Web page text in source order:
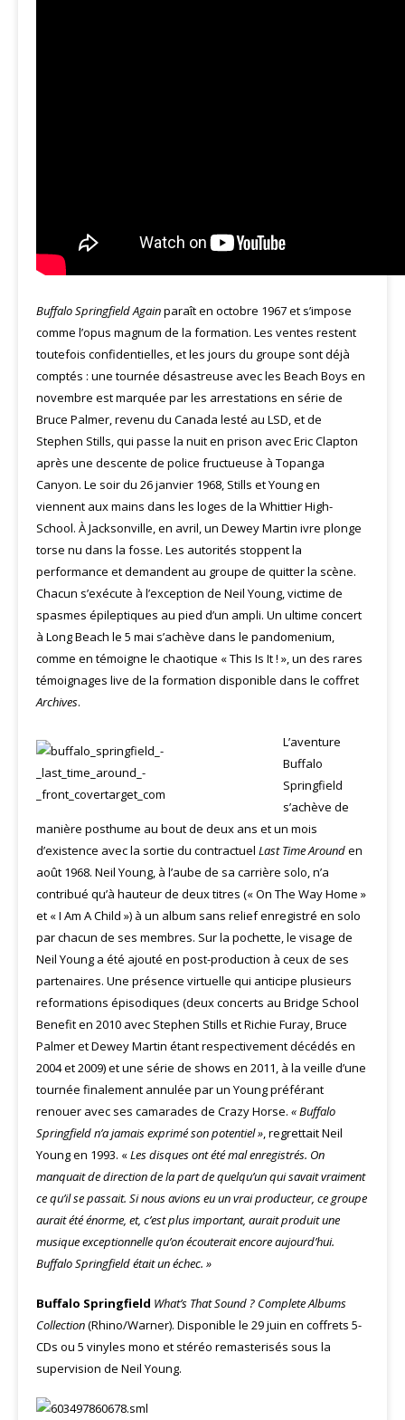
Buffalo Springfield Againparaît en octobre 1967 et s’impose
comme l’opus magnum de la formation. Les ventes restent
toutefois confidentielles, et les jours du groupe sont déjà
comptés : une tournée désastreuse avec les Beach Boys en
novembre est marquée par les arrestations en série de
Bruce Palmer, revenu du Canada lesté au LSD, et de
Stephen Stills, qui passe la nuit en prison avec Eric Clapton
après une descente de police fructueuse à Topanga
Canyon. Le soir du 26 janvier 1968, Stills et Young en
viennent aux mains dans les loges de la Whittier High-
School. À Jacksonville, en avril, un Dewey Martin ivre plonge
torse nu dans la fosse. Les autorités stoppent la
performance et demandent au groupe de quitter la scène.
Chacun s’exécute à l’exception de Neil Young, victime de
spasmes épileptiques au pied d’un ampli. Un ultime concert
à Long Beach le 5 mai s’achève dans le pandomenium,
comme en témoigne le chaotique « This Is It ! », un des rares
témoignages live de la formation disponible dans le coffret
Archives.
L’aventure
Buffalo
Springfield
s’achève de
manière posthume au bout de deux ans et un mois
d’existence avec la sortie du contractuel Last Time Arounden
août 1968. Neil Young, à l’aube de sa carrière solo, n’a
contribué qu’à hauteur de deux titres (« On The Way Home »
et « I Am A Child ») à un album sans relief enregistré en solo
par chacun de ses membres. Sur la pochette, le visage de
Neil Young a été ajouté en post-production à ceux de ses
partenaires. Une présence virtuelle qui anticipe plusieurs
reformations épisodiques (deux concerts au Bridge School
Benefit en 2010 avec Stephen Stills et Richie Furay, Bruce
Palmer et Dewey Martin étant respectivement décédés en
2004 et 2009) et une série de shows en 2011, à la veille d’une
tournée finalement annulée par un Young préférant
renouer avec ses camarades de Crazy Horse. « Buffalo
Springfield n’a jamais exprimé son potentiel », regrettait Neil
Young en 1993. «Les disques ont été mal enregistrés. On
manquait de direction de la part de quelqu’un qui savait vraiment
ce qu’il se passait. Si nous avions eu un vrai producteur, ce groupe
aurait été énorme, et, c’est plus important, aurait produit une
musique exceptionnelle qu’on écouterait encore aujourd’hui.
Buffalo Springfield était un échec. »
Buffalo Springfield What’s That Sound ? Complete Albums
Collection(Rhino/Warner). Disponible le 29 juin en coffrets 5-
CDs ou 5 vinyles mono et stéréo remasterisés sous la
supervision de Neil Young.